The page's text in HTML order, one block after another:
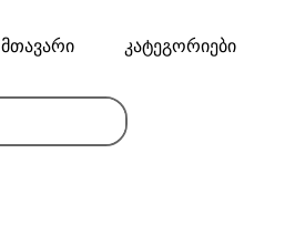
მთავარი კატეგორიები